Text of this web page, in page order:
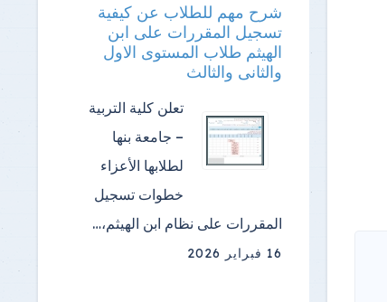
شرح مهم للطلاب عن كيفية
تسجيل المقررات على ابن
الهيثم طلاب المستوى الاول
والثانى والثالث
تعلن كلية التربية
– جامعة بنها
لطلابها الأعزاء
خطوات تسجيل
المقررات على نظام ابن الهيثم،…
16 فبراير 2026